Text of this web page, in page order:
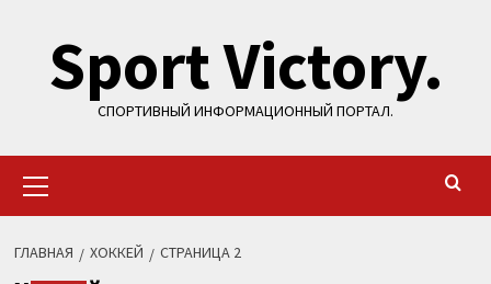
содержимому
Sport Victory.
СПОРТИВНЫЙ ИНФОРМАЦИОННЫЙ ПОРТАЛ.
меню
ГЛАВНАЯ ХОККЕЙ СТРАНИЦА 2